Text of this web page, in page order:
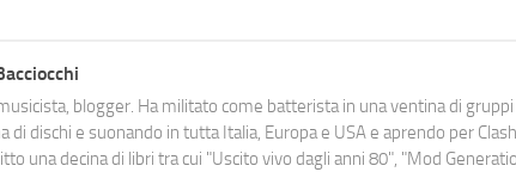
blogger. Ha militato come batterista in una ventina di
di dischi e suonando in tutta Italia, Europa e USA e aprendo per
una decina di libri tra cui "Uscito vivo dagli anni 80", "Mod